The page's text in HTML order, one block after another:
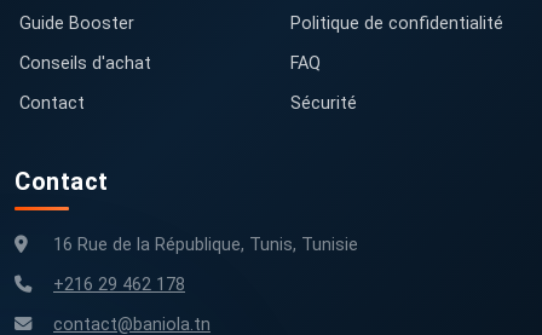
Guide Booster
Conseils d'achat
Contact
Politique de confidentialité
FAQ
Sécurité
Contact
16 Rue de la République, Tunis, Tunisie
+216 29 462 178
contact@baniola.tn